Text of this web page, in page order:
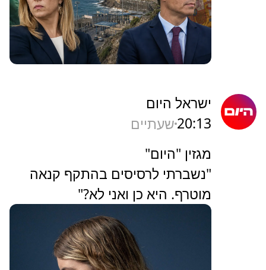
ישראל היום
20:13שעתיים
מגזין "היום"
"נשברתי לרסיסים בהתקף קנאה
מוטרף. היא כן ואני לא?"